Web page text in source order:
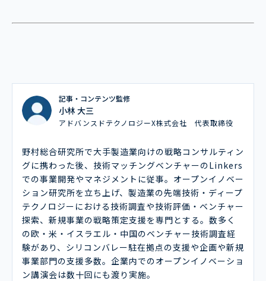
記事・コンテンツ監修
小林 大三
アドバンスドテクノロジーX株式会社 代表取締役
野村総合研究所で大手製造業向けの戦略コンサルティン
グに携わった後、技術マッチングベンチャーのLinkers
での事業開発やマネジメントに従事。オープンイノベー
ション研究所を立ち上げ、製造業の先端技術・ディープ
テクノロジーにおける技術調査や技術評価・ベンチャー
探索、新規事業の戦略策定支援を専門とする。数多く
の欧・米・イスラエル・中国のベンチャー技術調査経
験があり、シリコンバレー駐在拠点の支援や企画や新規
事業部門の支援多数。企業内でのオープンイノベーショ
ン講演会は数十回にも渡り実施。